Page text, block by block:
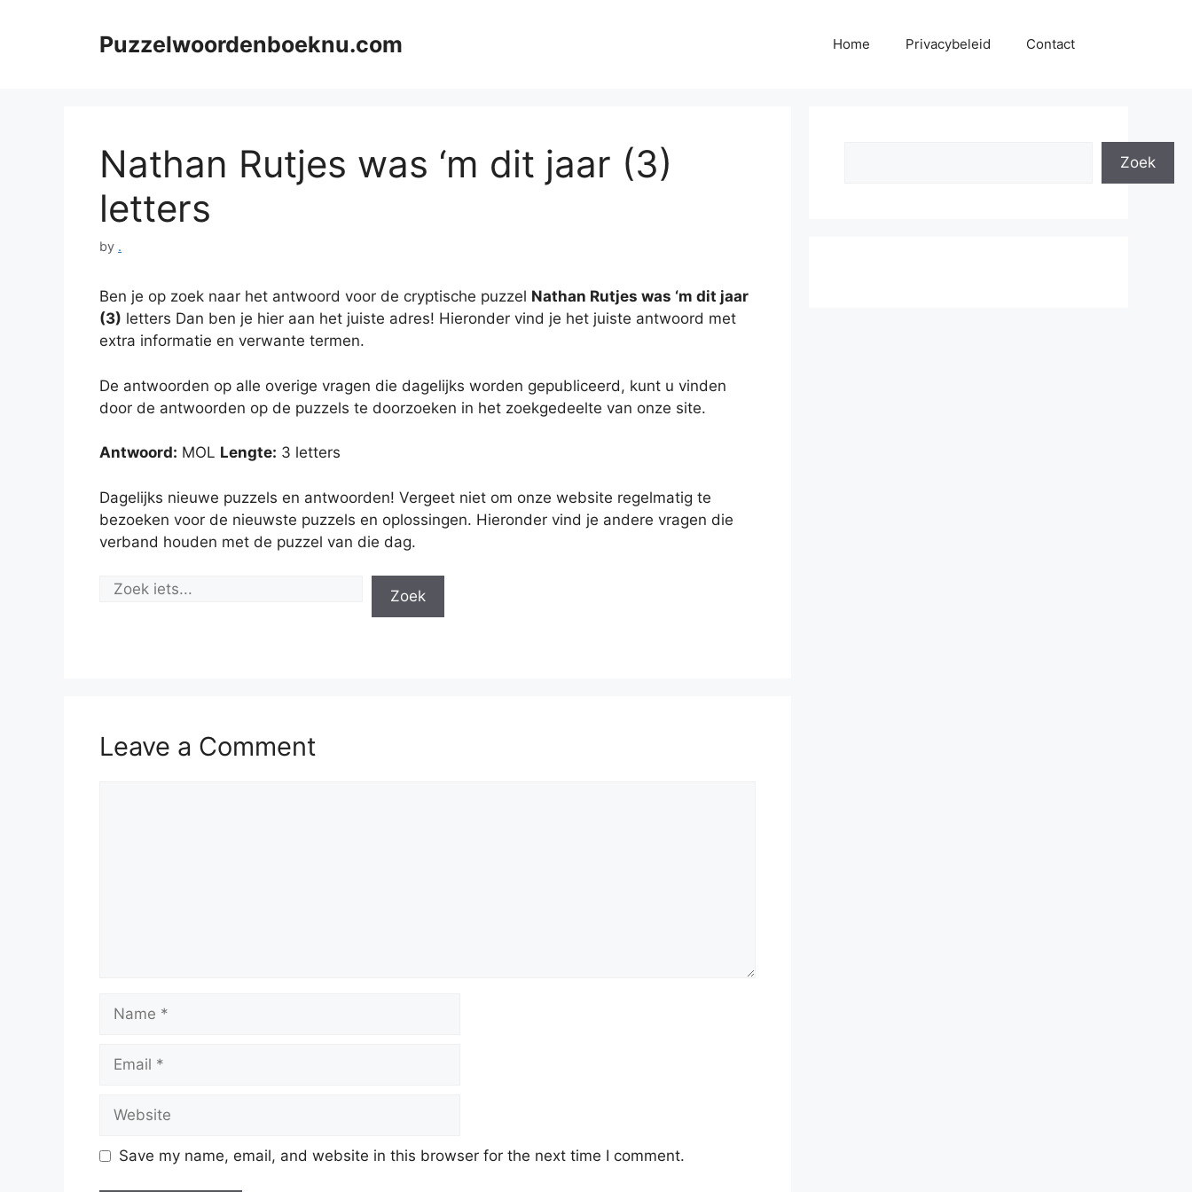
Puzzelwoordenboeknu.com Home Privacybeleid Contact
Nathan Rutjes was ‘m dit jaar (3)
letters
by .
Ben je op zoek naar het antwoord voor de cryptische puzzel Nathan Rutjes was ‘m dit jaar
(3) letters Dan ben je hier aan het juiste adres! Hieronder vind je het juiste antwoord met
extra informatie en verwante termen.
De antwoorden op alle overige vragen die dagelijks worden gepubliceerd, kunt u vinden
door de antwoorden op de puzzels te doorzoeken in het zoekgedeelte van onze site.
Antwoord: MOL Lengte: 3 letters
Dagelijks nieuwe puzzels en antwoorden! Vergeet niet om onze website regelmatig te
bezoeken voor de nieuwste puzzels en oplossingen. Hieronder vind je andere vragen die
verband houden met de puzzel van die dag.
Zoek
Leave a Comment
Name
Email
Website
Save my name, email, and website in this browser for the next time I comment.
Zoek